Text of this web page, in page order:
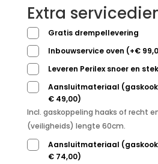
Extra
Gratis drempellevering
Inbouwservice oven (+€
Leveren Perilex snoer en
Aansluitmateriaal
€49,00)
Incl. gaskoppeling haaks of recht
(veiligheids) lengte 60cm.
Aansluitmateriaal
€74,00)